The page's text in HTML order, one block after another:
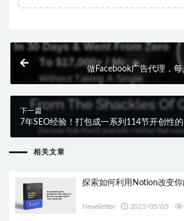
做Facebook广告代理，
下一篇
7年SEO经验！打包成一系列114节开创性
相关文章
探索如何利用Notion改变你
Newsletter 2025/05/05